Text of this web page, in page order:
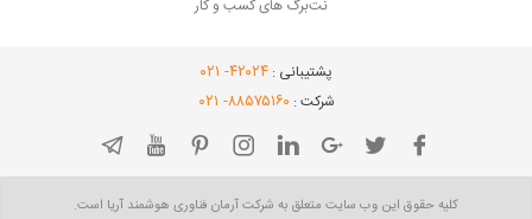
نت‌برگ های کسب و کار
پشتیبانی : ۴۲۰۲۴- ۰۲۱
شرکت : ۸۸۵۷۵۱۶۰- ۰۲۱
کلیه حقوق این وب سایت متعلق به شرکت آرمان فناوری هوشمند آریا است.